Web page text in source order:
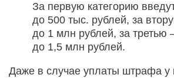
За первую категорию
до 500 тыс. рублей, за
до 1 млн рублей, за третью
до 1,5 млн рублей.
Даже в случае уплаты штрафа у